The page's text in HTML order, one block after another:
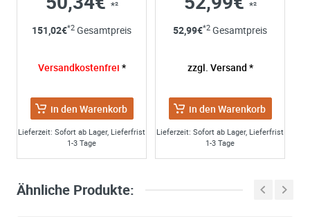
*²
151,02€*2 Gesamtpreis
Versandkostenfrei *
in den Warenkorb
Lieferzeit: Sofort ab Lager, Lieferfrist
1-3 Tage
*²
52,99€*2 Gesamtpreis
zzgl. Versand *
in den Warenkorb
Lieferzeit: Sofort ab Lager, Lieferfrist
1-3 Tage
Ähnliche Produkte: